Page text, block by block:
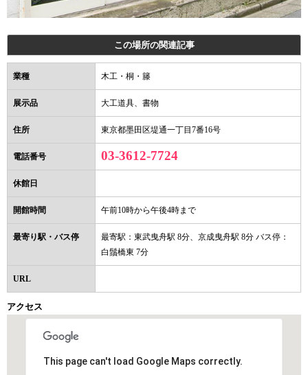
この場所の関連記事
業種 木工・桐・籐
展示品 大工道具、書物
住所 東京都墨田区堤通一丁目7番16号
電話番号 03-3612-7724
休館日
開館時間 午前10時から午後4時まで
最寄り駅・バス停
最寄駅：東武曳舟駅 8分、京成曳舟駅 8分 バス停：
白鬚橋東 7分
URL
アクセス
This page can't load Google Maps correctly.